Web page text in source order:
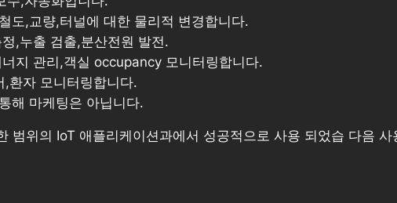
도,교량,터널에 대한 물리적 변경합니다.
,누출 검출,분산전원 발전.
지 관리,객실 occupancy 모니터링합니다.
환자 모니터링합니다.
해 마케팅은 아닙니다.
범위의 IoT 애플리케이션과에서 성공적으로 사용 되었습 다음 사